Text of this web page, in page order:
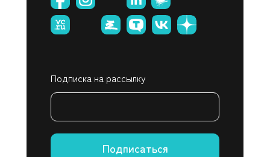
Подписка на рассылку
Подписаться